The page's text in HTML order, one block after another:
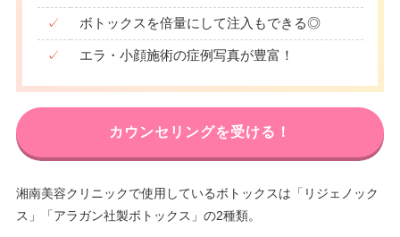
✓ ボトックスを倍量にして注入もできる◎
✓ エラ・小顔施術の症例写真が豊富！
カウンセリングを受ける！
湘南美容クリニックで使用しているボトックスは「リジェノック
ス」「アラガン社製ボトックス」の2種類。